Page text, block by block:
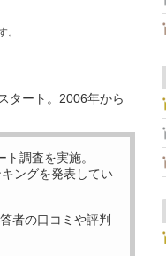
。
タート。2006年から
ト調査を実施。
キングを発表してい
者の口コミや評判